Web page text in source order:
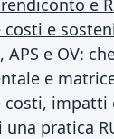
e
e
APS e OV:
e
costi, impatti
pratica